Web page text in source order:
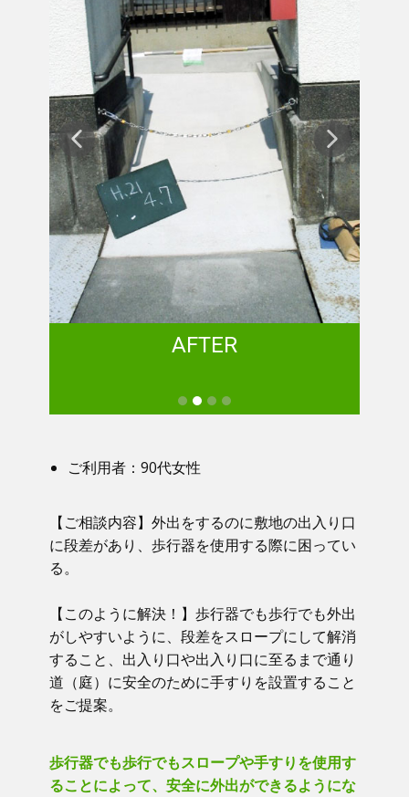
AFTER
ご利用者：​90代女性
【ご相談内容】​​ 外出をするのに敷地の出入り口
に段差があり、歩行器を使用する際に困ってい
る。
【このように解決！】​​ 歩行器でも歩行でも外出
がしやすいように、段差をスロープにして解消
すること、出入り口や出入り口に至るまで通り
道（庭）に安全のために手すりを設置すること
をご提案。
歩行器でも歩行でもスロープや手すりを使用す
ることによって、安全に外出ができるようにな